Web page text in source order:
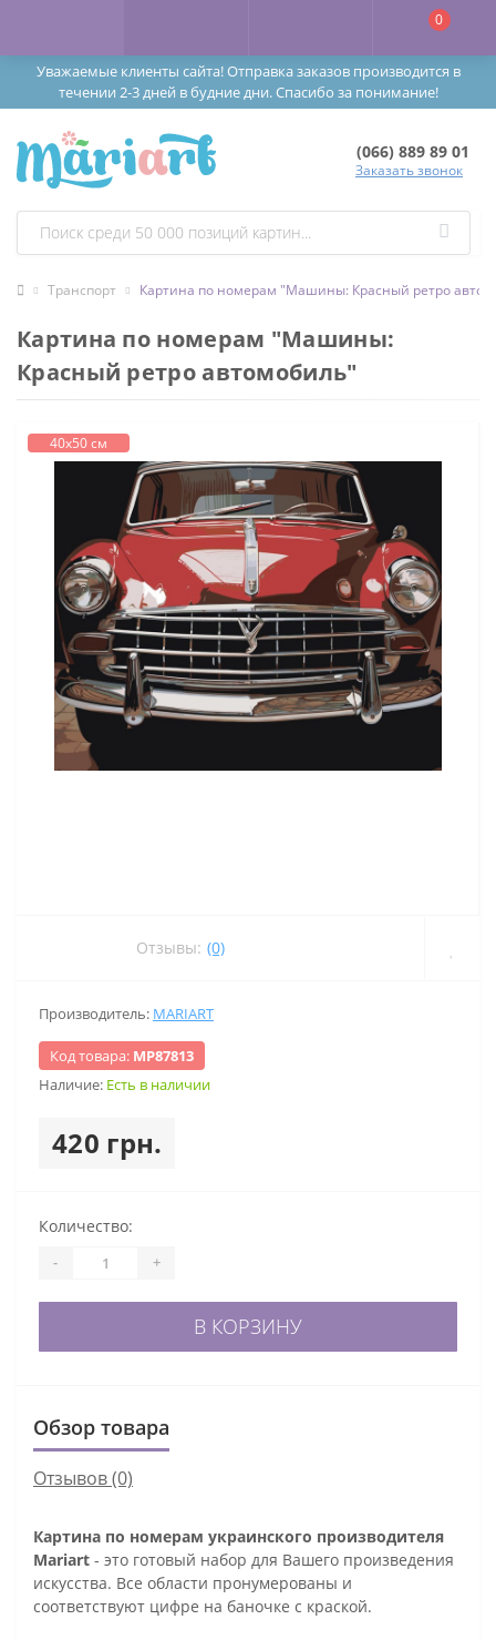
Уважаемые клиенты сайта! Отправка заказов производится в
течении 2-3 дней в будние дни. Спасибо за понимание!
0
(066) 889 89 01
Заказать звонок
Транспорт Картина по номерам "Машины: Красный ретро
Картина по номерам "Машины:
Красный ретро автомобиль"
40х50 см
Отзывы: (0)
Производитель: MARIART
Код товара: МР87813
Наличие: Есть в наличии
420 грн.
Количество:
- +
В КОРЗИНУ
Обзор товара
Отзывов (0)
Картина по номерам украинского производителя
Mariart - это готовый набор для Вашего произведения
искусства. Все области пронумерованы и
соответствуют цифре на баночке с краской.